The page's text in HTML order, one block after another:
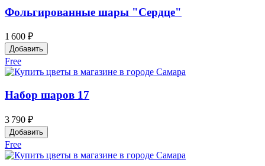
Фольгированные шары "Сердце"
1 600 ₽
Добавить
Free
Набор шаров 17
3 790 ₽
Добавить
Free